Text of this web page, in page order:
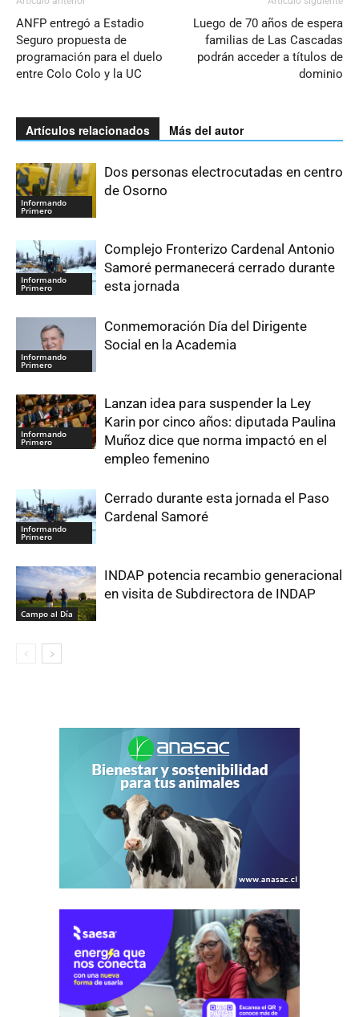
ANFP entregó a Estadio
Seguro propuesta de
programación para el duelo
entre Colo Colo y la UC
Luego de 70 años de espera
familias de Las Cascadas
podrán acceder a títulos de
dominio
Artículos relacionados Más del autor
Informando
Primero
Dos personas electrocutadas en centro
de Osorno
Informando
Primero
Complejo Fronterizo Cardenal Antonio
Samoré permanecerá cerrado durante
esta jornada
Informando
Primero
Conmemoración Día del Dirigente
Social en la Academia
Informando
Primero
Lanzan idea para suspender la Ley
Karin por cinco años: diputada Paulina
Muñoz dice que norma impactó en el
empleo femenino
Informando
Primero
Cerrado durante esta jornada el Paso
Cardenal Samoré
Campo al Día
INDAP potencia recambio generacional
en visita de Subdirectora de INDAP